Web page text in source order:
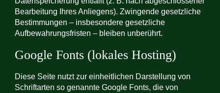
Bearbeitung Ihres Anliegens). Zwingende gesetzliche
Bestimmungen – insbesondere gesetzliche
Aufbewahrungsfristen – bleiben unberührt.
Google Fonts (lokales Hosting)
Diese Seite nutzt zur einheitlichen Darstellung von
Schriftarten so genannte Google Fonts, die von